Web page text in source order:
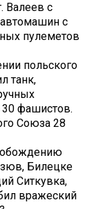
Валеев с
с
пулеметов
польского
танк,
фашистов.
Союза 28
Билецке
Ситкувка,
вражеский